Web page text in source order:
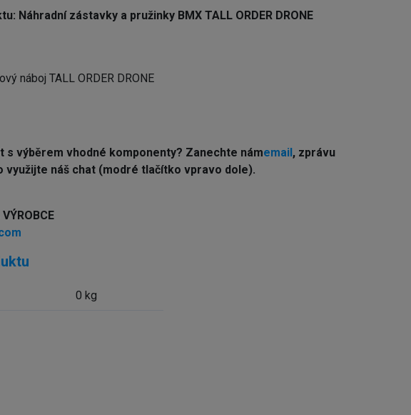
Náhradní zástavky a pružinky BMX TALL ORDER DRONE
náboj TALL ORDER DRONE
s výběrem vhodné komponenty? Zanechte námemail , zprávu
využijte náš chat (modré tlačítko vpravo dole).
0 kg